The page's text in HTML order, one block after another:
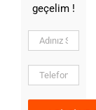
geçelim !